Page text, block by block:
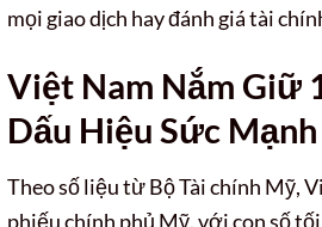
mọi giao dịch hay đánh giá tài
Việt Nam Nắm Giữ
Dấu Hiệu Sức
Theo số liệu từ Bộ Tài chính Mỹ,
phiếu chính phủ Mỹ, với con số